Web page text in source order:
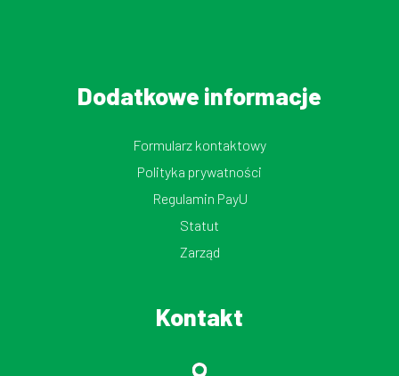
Dodatkowe informacje
Formularz kontaktowy
Polityka prywatności
Regulamin PayU
Statut
Zarząd
Kontakt